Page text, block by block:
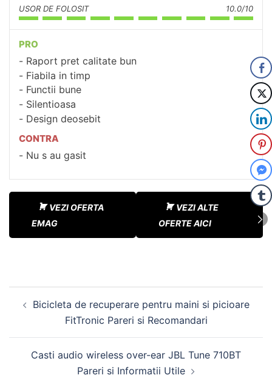
USOR DE FOLOSIT 10.0/10
PRO
Raport pret calitate bun
Fiabila in timp
Functii bune
Silentioasa
Design deosebit
CONTRA
Nu s au gasit
VEZI OFERTA
EMAG
VEZI ALTE
OFERTE AICI
Bicicleta de recuperare pentru maini si picioare
FitTronic Pareri si Recomandari
Casti audio wireless over-ear JBL Tune 710BT
Pareri si Informatii Utile